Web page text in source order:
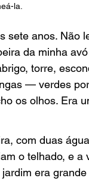
la.
sete anos. Não
da minha
torre,
— verdes
os olhos. Era
com duas
o telhado, e a
era